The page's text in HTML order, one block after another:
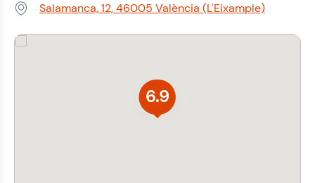
Dirección:Salamanca, 12, 46005 València (L'Eixample)
6.9